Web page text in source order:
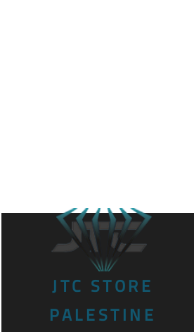
JTC STORE
PALESTINE